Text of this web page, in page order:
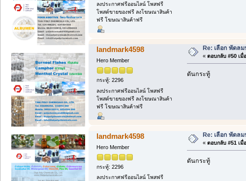
ลงประกาศฟรีออนไลน์ โพสฟรี
โพสต์ขายของฟรี ลงโฆษณาสินค้า
ฟรี โฆษณาสินค้าฟรี
landmark4598
Hero Member
กระทู้: 2296
ลงประกาศฟรีออนไลน์ โพสฟรี
โพสต์ขายของฟรี ลงโฆษณาสินค้า
ฟรี โฆษณาสินค้าฟรี
Re: เลือก พัดล
« ตอบกลับ #50 เมื่
ดันกระทู้
landmark4598
Hero Member
กระทู้: 2296
ลงประกาศฟรีออนไลน์ โพสฟรี
Re: เลือก พัดล
« ตอบกลับ #51 เมื่
ดันกระทู้